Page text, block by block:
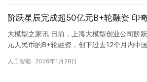
阶跃星辰完成超50亿元B+轮融资 印
大模型之家讯 日前，上海大模型创业公司阶
元人民币的B+轮融资，创下过去12个月内中
人工智能 2026年1月26日